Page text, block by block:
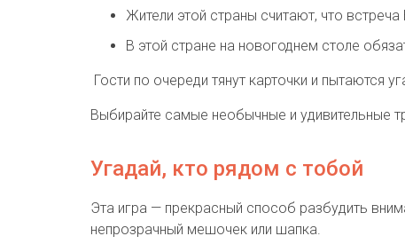
Жители этой страны считают, что
В этой стране на новогоднем столе
Гости по очереди тянут карточки и пытаются
Выбирайте самые необычные и удивительные
Угадай, кто рядом с тобой
Эта игра — прекрасный способ разбудить
непрозрачный мешочек или шапка.